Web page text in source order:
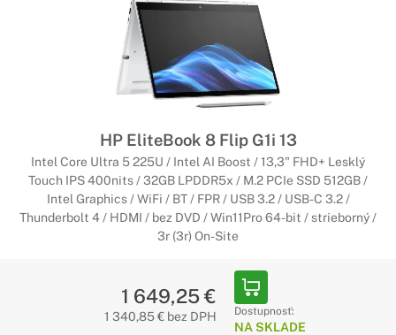
HP EliteBook 8 Flip G1i 13
Intel Core Ultra 5 225U / Intel AI Boost / 13,3" FHD+ Lesklý
Touch IPS 400nits / 32GB LPDDR5x / M.2 PCIe SSD 512GB /
Intel Graphics / WiFi / BT / FPR / USB 3.2 / USB-C 3.2 /
Thunderbolt 4 / HDMI / bez DVD / Win11Pro 64-bit / strieborný /
3r (3r) On-Site
1 649,25 €
1 340,85 € bez DPH Dostupnosť:
NA SKLADE